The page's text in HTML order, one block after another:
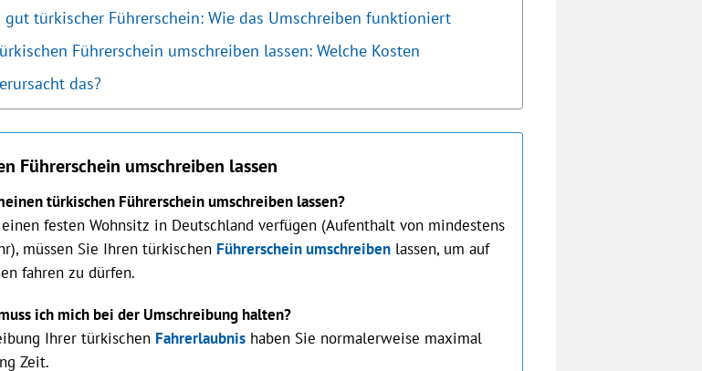
gut türkischer Führerschein: Wie das Umschreiben funktioniert
Führerschein umschreiben lassen: Welche Kosten
das?
Führerschein umschreiben lassen
türkischen Führerschein umschreiben lassen?
festen Wohnsitz in Deutschland verfügen (Aufenthalt von mindestens
müssen Sie Ihren türkischen Führerschein umschreibenlassen, um auf
fahren zu dürfen.
ich mich bei der Umschreibung halten?
Ihrer türkischen Fahrerlaubnishaben Sie normalerweise maximal
Zeit.